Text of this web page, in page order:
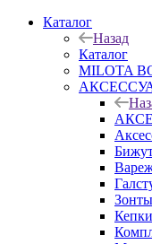
Каталог
Назад
Каталог
MILOTA
Зонты